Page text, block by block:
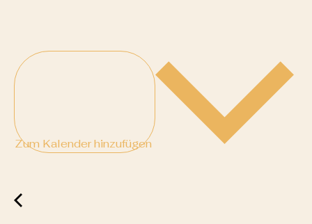
Zum Kalender hinzufügen